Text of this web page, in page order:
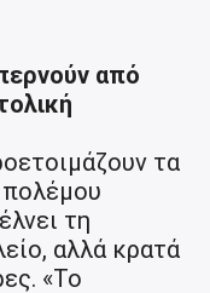
από
τα
τη
αλλά κρατά
«Το